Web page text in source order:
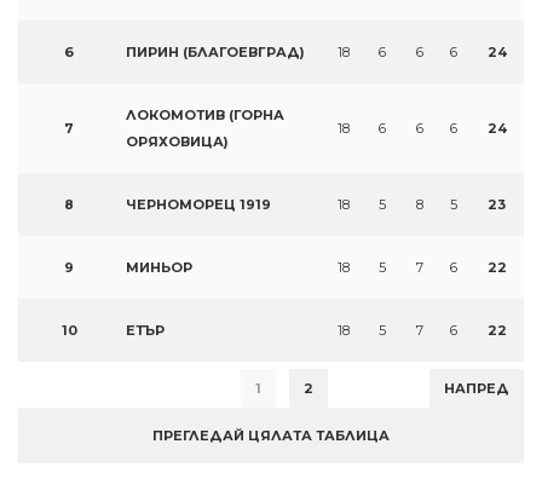
6 ПИРИН (БЛАГОЕВГРАД) 18 6 6 6 24
7
ЛОКОМОТИВ (ГОРНА
ОРЯХОВИЦА)
18 6 6 6 24
8 ЧЕРНОМОРЕЦ 1919 18 5 8 5 23
9 МИНЬОР 18 5 7 6 22
10 ЕТЪР 18 5 7 6 22
1 2 НАПРЕД
ПРЕГЛЕДАЙ ЦЯЛАТА ТАБЛИЦА